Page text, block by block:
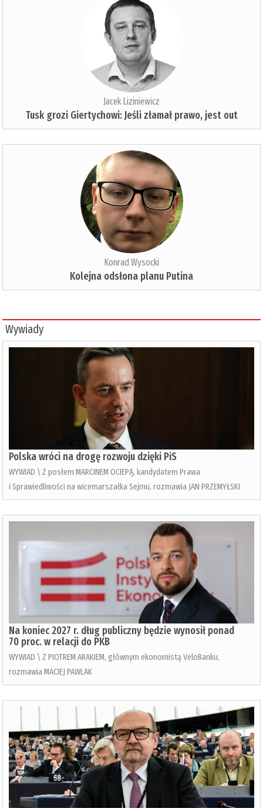
Jacek Liziniewicz
Tusk grozi Giertychowi: Jeśli złamał prawo, jest out
Konrad Wysocki
Kolejna odsłona planu Putina
Wywiady
Polska wróci na drogę rozwoju dzięki PiS
WYWIAD \ Z posłem MARCINEM OCIEPĄ, kandydatem Prawa
i Sprawiedliwości na wicemarszałka Sejmu, rozmawia JAN PRZEMYŁSKI
Na koniec 2027 r. dług publiczny będzie wynosił ponad
70 proc. w relacji do PKB
WYWIAD \ Z PIOTREM ARAKIEM, głównym ekonomistą VeloBanku,
rozmawia MACIEJ PAWLAK